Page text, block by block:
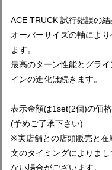
ACE TRUCK 試行錯誤の結
オーバーサイズの軸によ
ます。
最高のターン性能とグラ
インの進化は続きます。
表示金額は1set(2個)の価
(予めご了承下さい)
※実店舗との店頭販売と在
文のタイミングによりま
ない場合がございます。